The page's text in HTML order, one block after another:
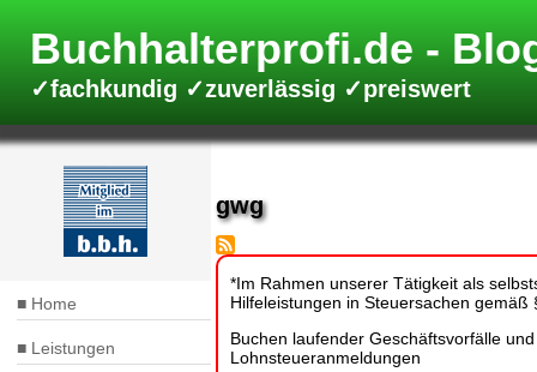
InhaltBuchhalterprofi.de
✓fachkundig ✓zuverlässig ✓preiswert
Hauptnavigation
Home
Leistungen
gwg
*Im Rahmen unserer Tätigkeit als
Hilfeleistungen in Steuersachen gemäß
Buchen laufender Geschäftsvorfälle
Lohnsteueranmeldungen